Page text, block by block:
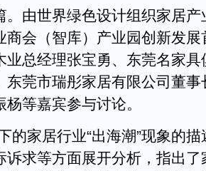
。由世界绿色设计组织家居
商会（智库）产业园创新发
业总经理张宝勇、东莞名家
东莞市瑞彤家居有限公司董
等嘉宾参与讨论。
的家居行业“出海潮”现象的
诉求等方面展开分析，指出